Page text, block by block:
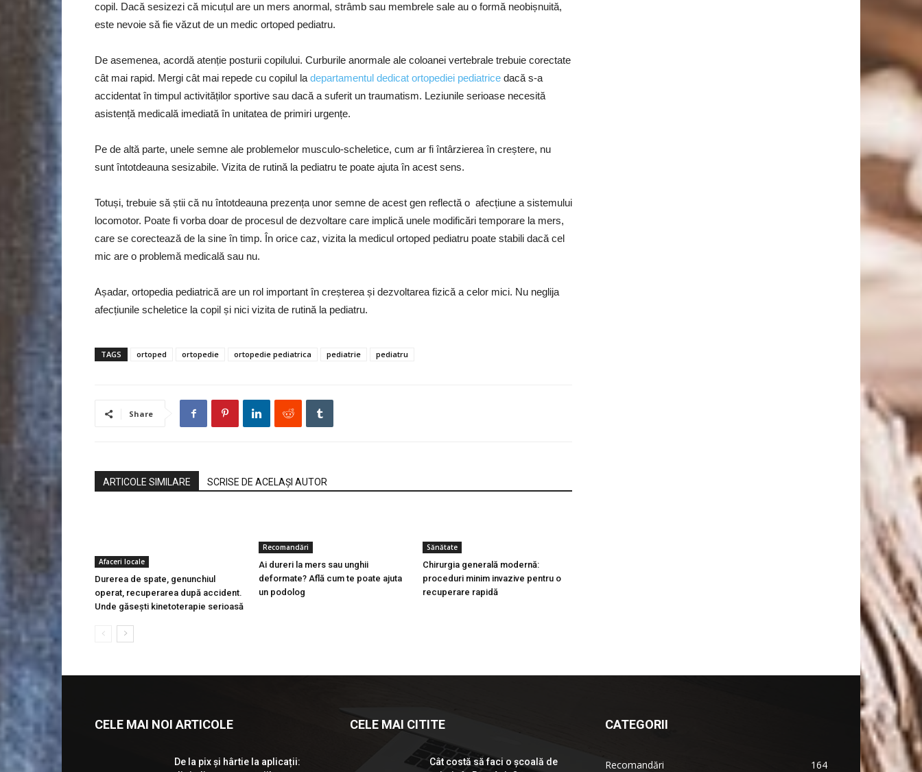
copil. Dacă sesizezi că micuțul are un mers anormal, strâmb sau membrele sale au o formă neobișnuită,
este nevoie să fie văzut de un medic ortoped pediatru.
De asemenea, acordă atenție posturii copilului. Curburile anormale ale coloanei vertebrale trebuie corectate
cât mai rapid. Mergi cât mai repede cu copilul la departamentul dedicat ortopediei pediatrice dacă s-a
accidentat în timpul activităților sportive sau dacă a suferit un traumatism. Leziunile serioase necesită
asistență medicală imediată în unitatea de primiri urgențe.
Pe de altă parte, unele semne ale problemelor musculo-scheletice, cum ar fi întârzierea în creștere, nu
sunt întotdeauna sesizabile. Vizita de rutină la pediatru te poate ajuta în acest sens.
Totuși, trebuie să știi că nu întotdeauna prezența unor semne de acest gen reflectă o afecțiune a sistemului
locomotor. Poate fi vorba doar de procesul de dezvoltare care implică unele modificări temporare la mers,
care se corectează de la sine în timp. În orice caz, vizita la medicul ortoped pediatru poate stabili dacă cel
mic are o problemă medicală sau nu.
Așadar, ortopedia pediatrică are un rol important în creșterea și dezvoltarea fizică a celor mici. Nu neglija
afecțiunile scheletice la copil și nici vizita de rutină la pediatru.
TAGS ortoped ortopedie ortopedie pediatrica pediatrie pediatru
Share
ARTICOLE SIMILARE SCRISE DE ACELAȘI AUTOR
Afaceri locale
Durerea de spate, genunchiul
operat, recuperarea după accident.
Unde găsești kinetoterapie serioasă
Recomandări
Ai dureri la mers sau unghii
deformate? Află cum te poate ajuta
un podolog
Sănătate
Chirurgia generală modernă:
proceduri minim invazive pentru o
recuperare rapidă
CELE MAI NOI ARTICOLE
De la pix şi hârtie la aplicații:
CELE MAI CITITE
Cât costă să faci o școală de
CATEGORII
Recomandări 164